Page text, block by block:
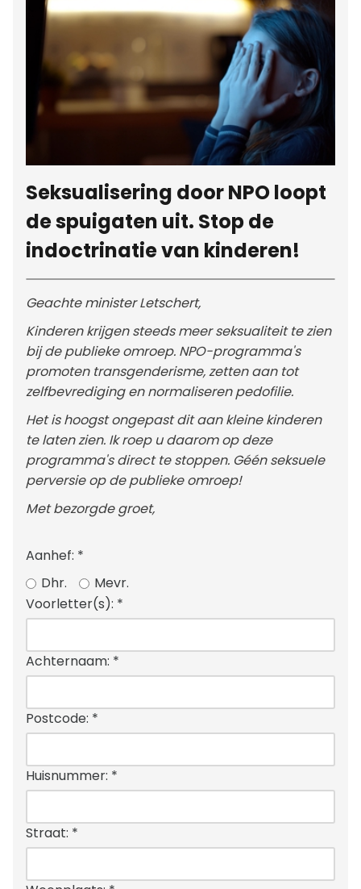
Seksualisering door NPO loopt
de spuigaten uit. Stop de
indoctrinatie van kinderen!
Geachte minister Letschert,
Kinderen krijgen steeds meer seksualiteit te zien
bij de publieke omroep. NPO-programma's
promoten transgenderisme, zetten aan tot
zelfbevrediging en normaliseren pedofilie.
Het is hoogst ongepast dit aan kleine kinderen
te laten zien. Ik roep u daarom op deze
programma's direct te stoppen. Géén seksuele
perversie op de publieke omroep!
Met bezorgde groet,
Aanhef: *
Dhr.
Mevr.
Voorletter(s): *
Achternaam: *
Postcode: *
Huisnummer: *
Straat: *